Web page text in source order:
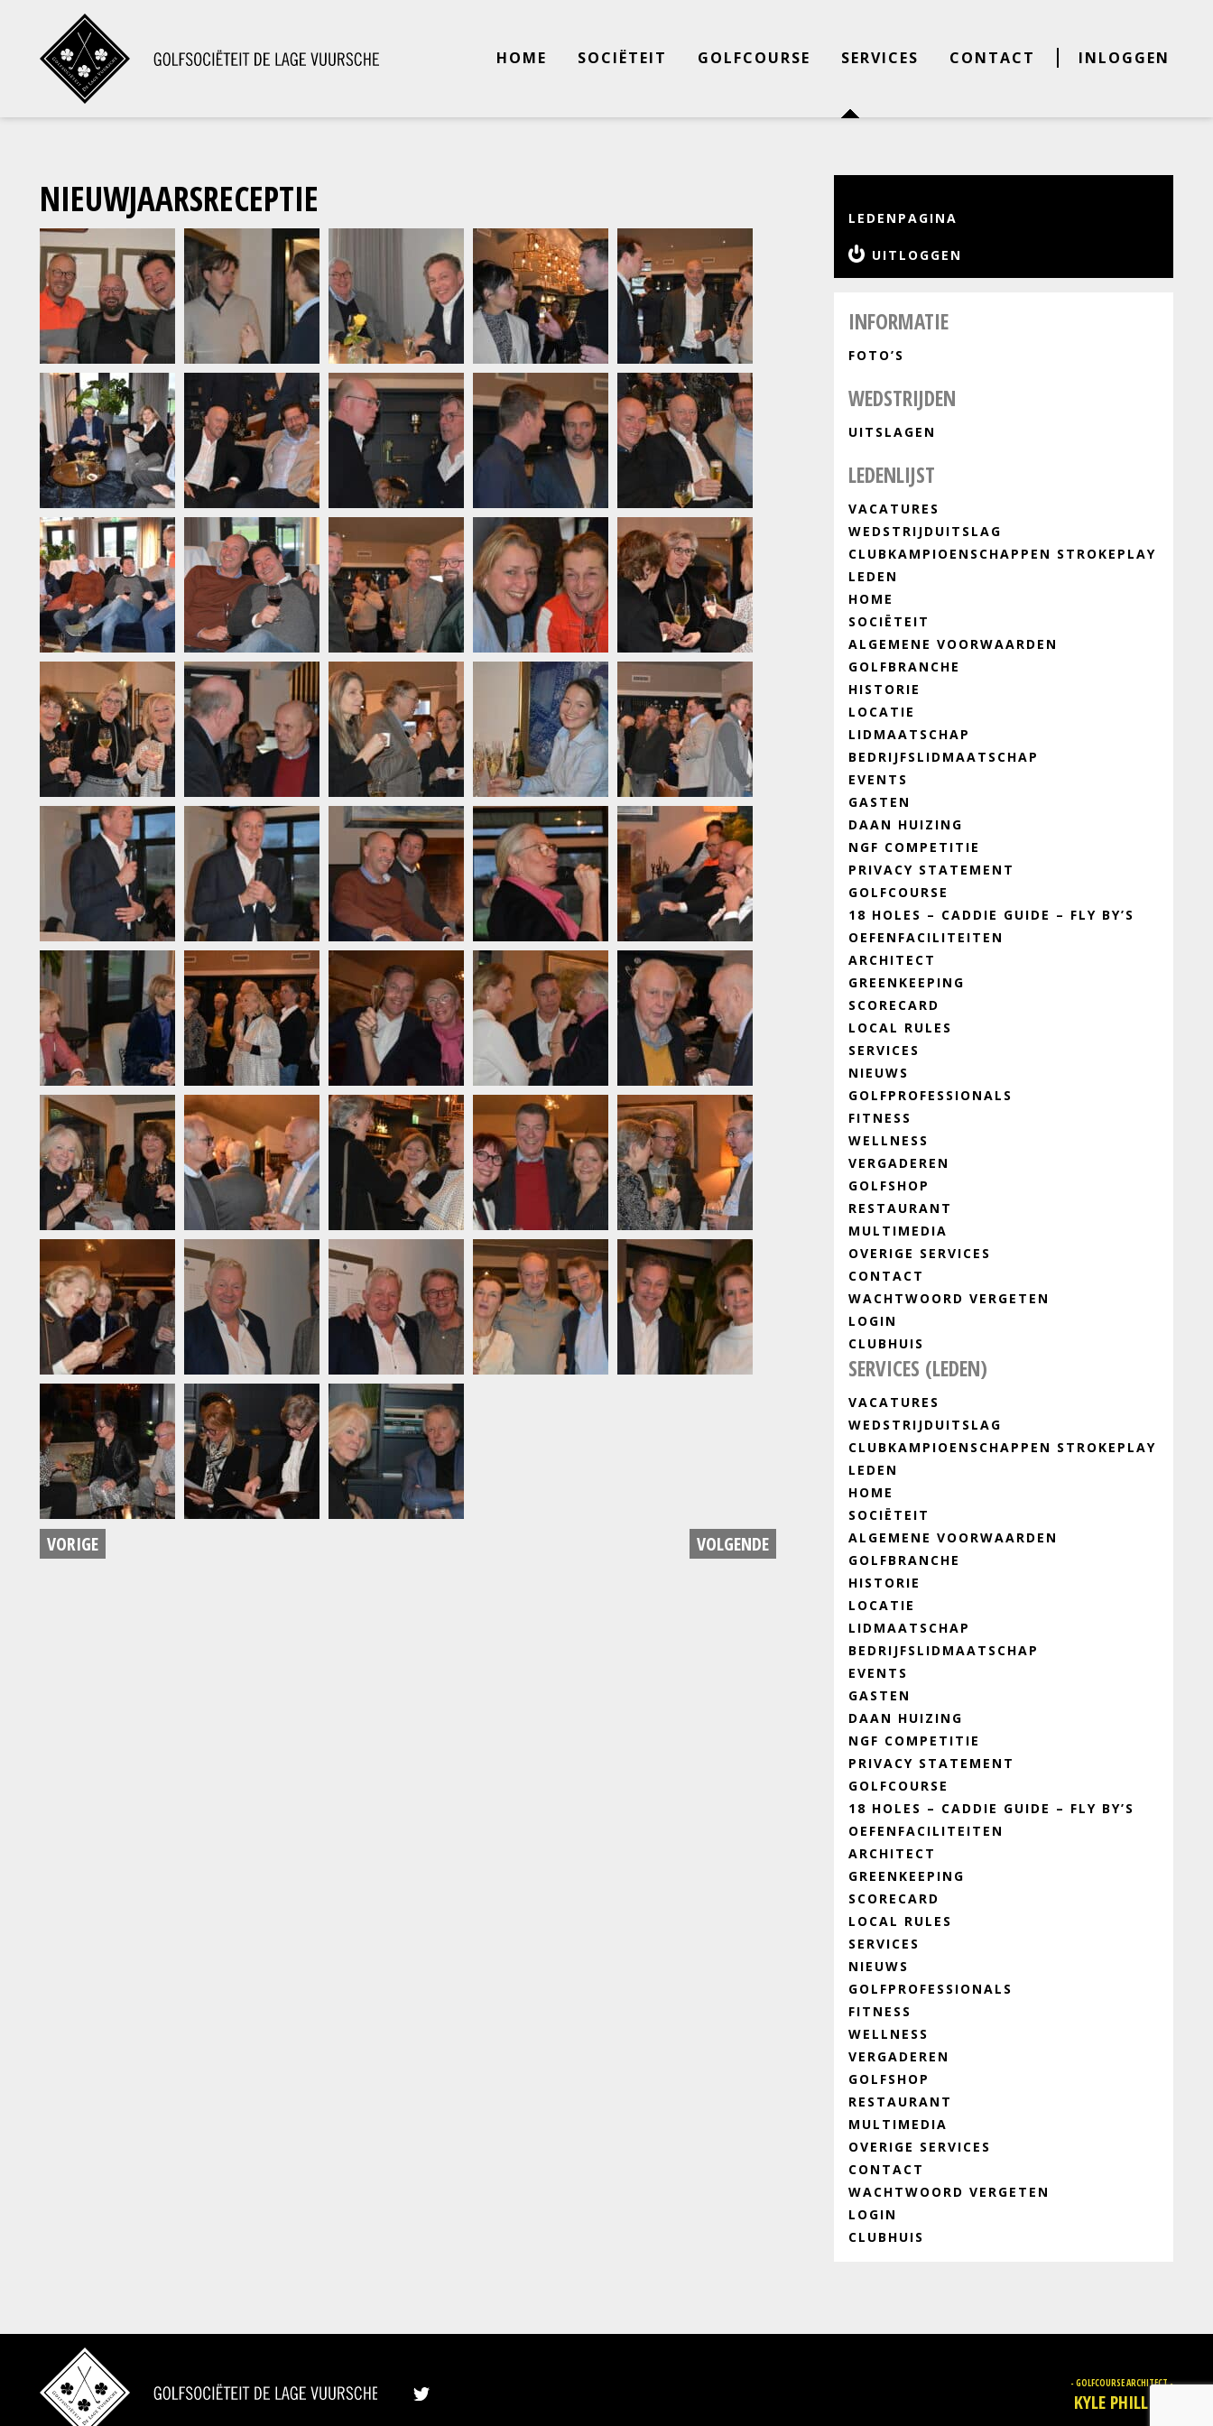
HOME SOCIËTEIT GOLFCOURSE SERVICES CONTACT INLOGGEN
NIEUWJAARSRECEPTIE
VORIGE VOLGENDE
LEDENPAGINA
UITLOGGEN
INFORMATIE
FOTO’S
WEDSTRIJDEN
UITSLAGEN
LEDENLIJST
VACATURES
WEDSTRIJDUITSLAG
CLUBKAMPIOENSCHAPPEN STROKEPLAY
LEDEN
HOME
SOCIËTEIT
ALGEMENE VOORWAARDEN
GOLFBRANCHE
HISTORIE
LOCATIE
LIDMAATSCHAP
BEDRIJFSLIDMAATSCHAP
EVENTS
GASTEN
DAAN HUIZING
NGF COMPETITIE
PRIVACY STATEMENT
GOLFCOURSE
18 HOLES – CADDIE GUIDE – FLY BY’S
OEFENFACILITEITEN
ARCHITECT
GREENKEEPING
SCORECARD
LOCAL RULES
SERVICES
NIEUWS
GOLFPROFESSIONALS
FITNESS
WELLNESS
VERGADEREN
GOLFSHOP
RESTAURANT
MULTIMEDIA
OVERIGE SERVICES
CONTACT
WACHTWOORD VERGETEN
LOGIN
CLUBHUIS
SERVICES (LEDEN)
VACATURES
WEDSTRIJDUITSLAG
CLUBKAMPIOENSCHAPPEN STROKEPLAY
LEDEN
HOME
SOCIËTEIT
ALGEMENE VOORWAARDEN
GOLFBRANCHE
HISTORIE
LOCATIE
LIDMAATSCHAP
BEDRIJFSLIDMAATSCHAP
EVENTS
GASTEN
DAAN HUIZING
NGF COMPETITIE
PRIVACY STATEMENT
GOLFCOURSE
18 HOLES – CADDIE GUIDE – FLY BY’S
OEFENFACILITEITEN
ARCHITECT
GREENKEEPING
SCORECARD
LOCAL RULES
SERVICES
NIEUWS
GOLFPROFESSIONALS
FITNESS
WELLNESS
VERGADEREN
GOLFSHOP
RESTAURANT
MULTIMEDIA
OVERIGE SERVICES
CONTACT
WACHTWOORD VERGETEN
LOGIN
CLUBHUIS
- GOLFCOURSE ARCHITECT -
KYLE PHILLIPS